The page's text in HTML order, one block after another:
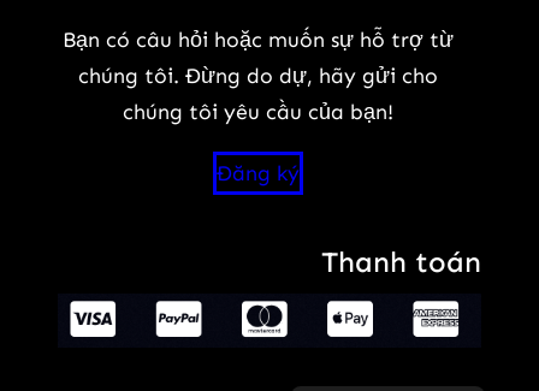
Bạn có câu hỏi hoặc muốn sự hỗ trợ từ
chúng tôi. Đừng do dự, hãy gửi cho
chúng tôi yêu cầu của bạn!
Đăng ký
Thanh toán